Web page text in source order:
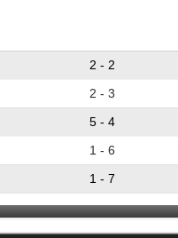
2 - 2
2 - 3
5 - 4
1 - 6
1 - 7